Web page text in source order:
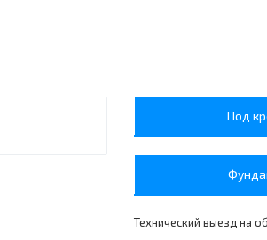
Под
Технический выезд на